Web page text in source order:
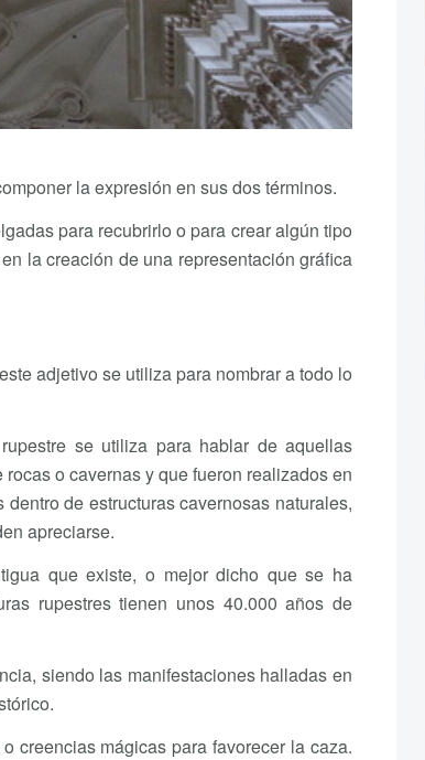
la expresión en sus dos términos.
para recubrirlo o para crear algún tipo
la creación de una representación gráfica
adjetivo se utiliza para nombrar a todo lo
se utiliza para hablar de aquellas
o cavernas y que fueron realizados en
de estructuras cavernosas naturales,
apreciarse.
que existe, o mejor dicho que se ha
rupestres tienen unos 40.000 años de
siendo las manifestaciones halladas en
creencias mágicas para favorecer la caza.